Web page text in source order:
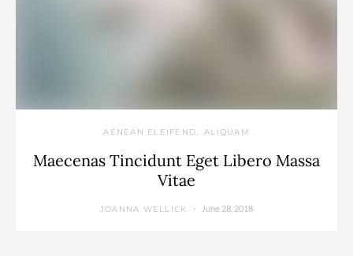
AENEAN ELEIFEND ALIQUAM
Maecenas Tincidunt Eget Libero Massa
Vitae
JOANNA WELLICK June 28, 2018